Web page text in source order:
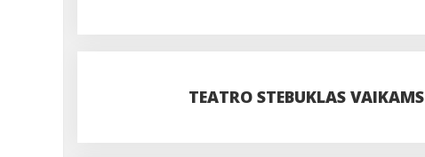
TEATRO STEBUKLAS VAIKAMS